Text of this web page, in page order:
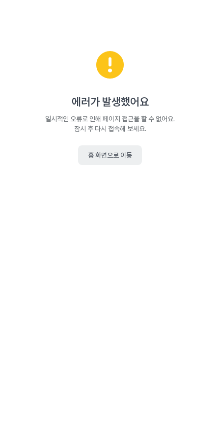
에러가 발생했어요
일시적인 오류로 인해 페이지 접근을 할 수 없어요.
잠시 후 다시 접속해 보세요.
홈 화면으로 이동